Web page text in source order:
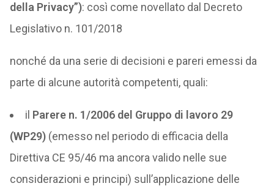
della Privacy”): così come novellato dal Decreto
Legislativo n. 101/2018
nonché da una serie di decisioni e pareri emessi da
parte di alcune autorità competenti, quali:
il Parere n. 1/2006 del Gruppo di lavoro 29
(WP29) (emesso nel periodo di efficacia della
Direttiva CE 95/46 ma ancora valido nelle sue
considerazioni e principi) sull’applicazione delle